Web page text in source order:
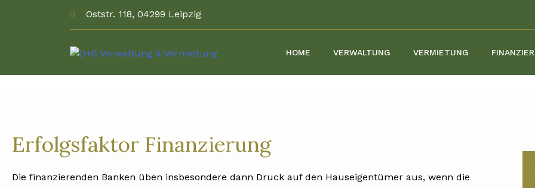
Oststr. 118, 04299 Leipzig
HOME VERWALTUNG VERMIETUNG
Erfolgsfaktor Finanzierung
Die finanzierenden Banken üben insbesondere dann Druck auf den Hauseigentümer aus, wenn die